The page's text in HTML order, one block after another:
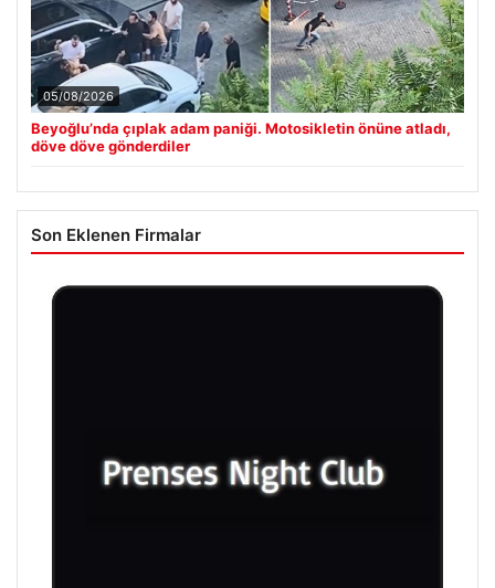
05/08/2026
Beyoğlu’nda çıplak adam paniği. Motosikletin önüne atladı,
döve döve gönderdiler
Son Eklenen Firmalar